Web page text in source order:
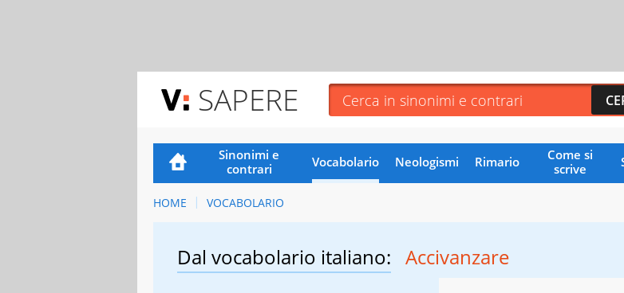
SAPERE
Sinonimi e
contrari
Vocabolario Neologismi Rimario
Come si
scrive
HOME VOCABOLARIO
Dal vocabolario italiano: Accivanzare